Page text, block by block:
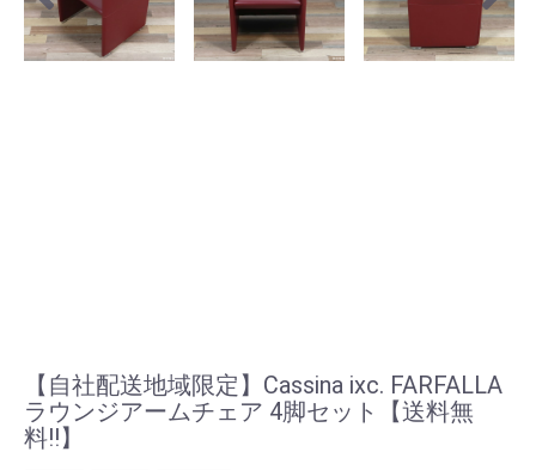
【自社配送地域限定】Cassina ixc. FARFALLA
ラウンジアームチェア 4脚セット【送料無
料!!】